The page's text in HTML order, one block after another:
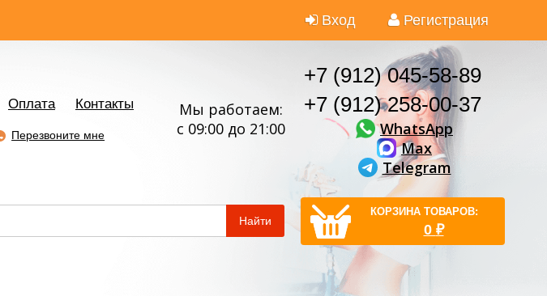
Вход Регистрация
Оплата
Контакты
Перезвоните мне
Мы работаем:
с 09:00 до 21:00
+7 (912) 045-58-89
+7 (912) 258-00-37
WhatsApp
Max
Telegram
Найти
КОРЗИНА ТОВАРОВ:
0 ₽